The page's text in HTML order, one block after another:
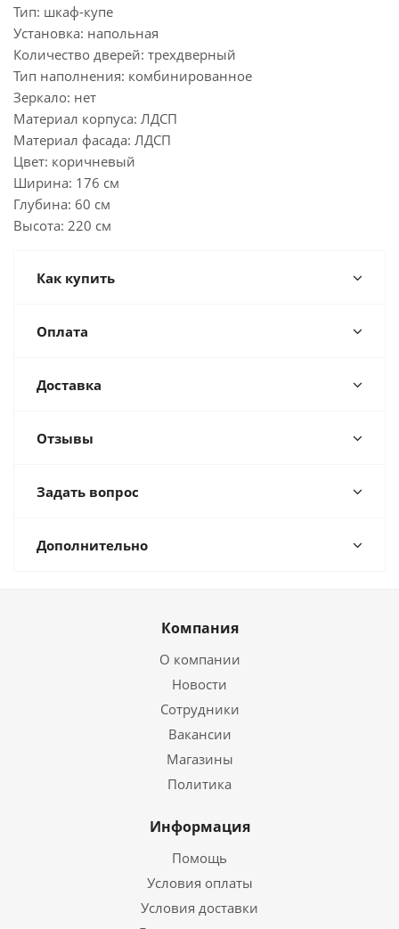
Тип: шкаф-купе
Установка: напольная
Количество дверей: трехдверный
Тип наполнения: комбинированное
Зеркало: нет
Материал корпуса: ЛДСП
Материал фасада: ЛДСП
Цвет: коричневый
Ширина: 176 см
Глубина: 60 см
Высота: 220 см
Как купить
Оплата
Доставка
Отзывы
Задать вопрос
Дополнительно
Компания
О компании
Новости
Сотрудники
Вакансии
Магазины
Политика
Информация
Помощь
Условия оплаты
Условия доставки